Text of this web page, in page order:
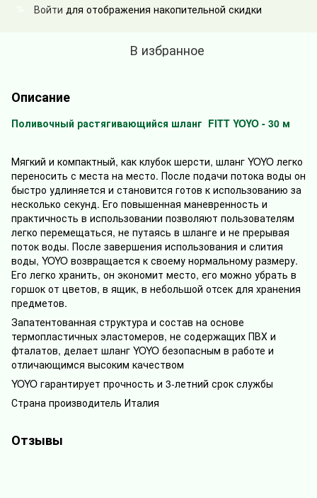
Войти для отображения накопительной скидки
В избранное
Описание
Поливочный растягивающийся шланг FITT YOYO - 30 м
Мягкий и компактный, как клубок шерсти, шланг YOYO легко
переносить с места на место. После подачи потока воды он
быстро удлиняется и становится готов к использованию за
несколько секунд. Его повышенная маневренность и
практичность в использовании позволяют пользователям
легко перемещаться, не путаясь в шланге и не прерывая
поток воды. После завершения использования и слития
воды, YOYO возвращается к своему нормальному размеру.
Его легко хранить, он экономит место, его можно убрать в
горшок от цветов, в ящик, в небольшой отсек для хранения
предметов.
Запатентованная структура и состав на основе
термопластичных эластомеров, не содержащих ПВХ и
фталатов, делает шланг YOYO безопасным в работе и
отличающимся высоким качеством
YOYO гарантирует прочность и 3-летний срок службы
Страна производитель Италия
Отзывы